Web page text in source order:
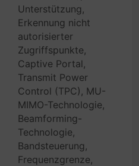
Unterstützung,
Erkennung nicht
autorisierter
Zugriffspunkte,
Captive Portal,
Transmit Power
Control (TPC), MU-
MIMO-Technologie,
Beamforming-
Technologie,
Bandsteuerung,
Frequenzgrenze,